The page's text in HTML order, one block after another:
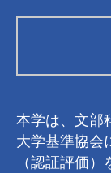
本学は、文部
大学基準協会
（認証評価